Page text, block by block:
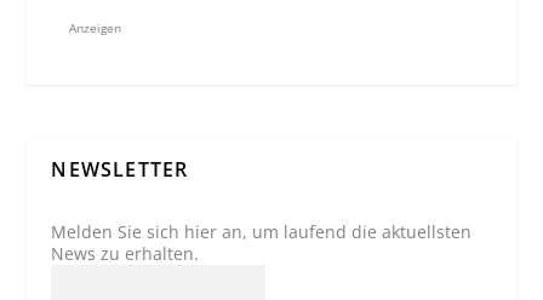
Anzeigen
NEWSLETTER
Melden Sie sich hier an, um laufend die aktuellsten
News zu erhalten.